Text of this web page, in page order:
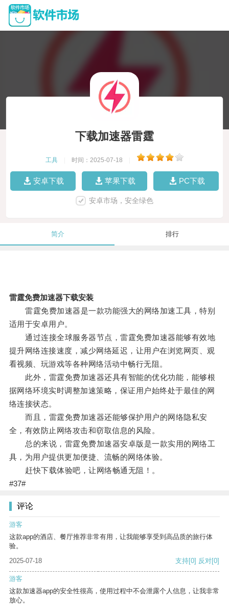
下载加速器雷霆
工具 时间：2025-07-18
安卓下载 苹果下载 PC下载
安卓市场，安全绿色
简介 排行
雷霆免费加速器下载安装
雷霆免费加速器是一款功能强大的网络加速工具，特别
适用于安卓用户。
通过连接全球服务器节点，雷霆免费加速器能够有效地
提升网络连接速度，减少网络延迟，让用户在浏览网页、观
看视频、玩游戏等各种网络活动中畅行无阻。
此外，雷霆免费加速器还具有智能的优化功能，能够根
据网络环境实时调整加速策略，保证用户始终处于最佳的网
络连接状态。
而且，雷霆免费加速器还能够保护用户的网络隐私安
全，有效防止网络攻击和窃取信息的风险。
总的来说，雷霆免费加速器安卓版是一款实用的网络工
具，为用户提供更加便捷、流畅的网络体验。
赶快下载体验吧，让网络畅通无阻！。
#37#
评论
游客
这款app的酒店、餐厅推荐非常有用，让我能够享受到高品质的旅行体
验。
2025-07-18
支持[0] 反对[0]
游客
这款加速器app的安全性很高，使用过程中不会泄露个人信息，让我非常
放心。